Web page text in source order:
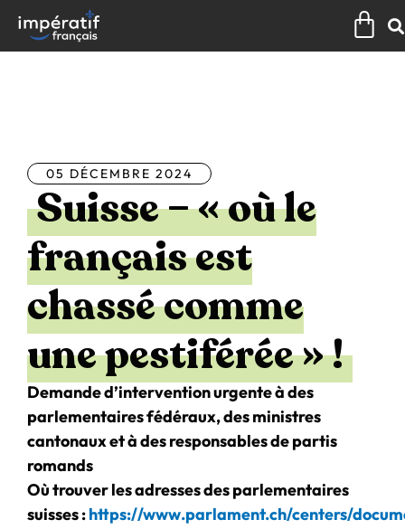
contenu
05 DÉCEMBRE 2024
Suisse – « où le
français est
chassé comme
une pestiférée » !
Demande d’intervention urgente à des
parlementaires fédéraux, des ministres
cantonaux et à des responsables de partis
romands
Où trouver les adresses des parlementaires
suisses :https://www.parlament.ch/centers/